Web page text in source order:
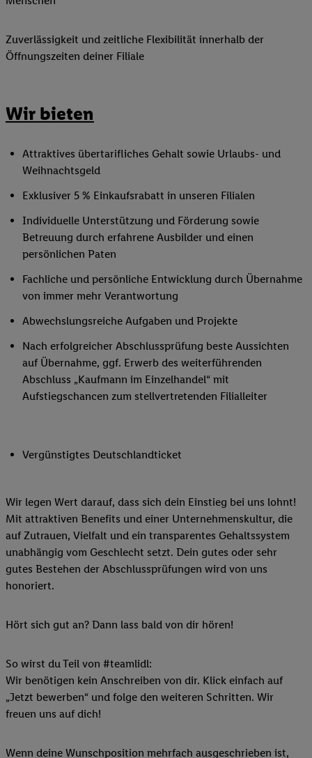
Zuverlässigkeit und zeitliche Flexibilität innerhalb der
Öffnungszeiten deiner Filiale
Wir bieten
Attraktives übertarifliches Gehalt sowie Urlaubs- und
Weihnachtsgeld
Exklusiver 5 % Einkaufsrabatt in unseren Filialen
Individuelle Unterstützung und Förderung sowie
Betreuung durch erfahrene Ausbilder und einen
persönlichen Paten
Fachliche und persönliche Entwicklung durch Übernahme
von immer mehr Verantwortung
Abwechslungsreiche Aufgaben und Projekte
Nach erfolgreicher Abschlussprüfung beste Aussichten
auf Übernahme, ggf. Erwerb des weiterführenden
Abschluss „Kaufmann im Einzelhandel“ mit
Aufstiegschancen zum stellvertretenden Filialleiter
Vergünstigtes Deutschlandticket
Wir legen Wert darauf, dass sich dein Einstieg bei uns lohnt!
Mit attraktiven Benefits und einer Unternehmenskultur, die
auf Zutrauen, Vielfalt und ein transparentes Gehaltssystem
unabhängig vom Geschlecht setzt. Dein gutes oder sehr
gutes Bestehen der Abschlussprüfungen wird von uns
honoriert.
Hört sich gut an? Dann lass bald von dir hören!
So wirst du Teil von #teamlidl:
Wir benötigen kein Anschreiben von dir. Klick einfach auf
„Jetzt bewerben“ und folge den weiteren Schritten. Wir
freuen uns auf dich!
Wenn deine Wunschposition mehrfach ausgeschrieben ist,